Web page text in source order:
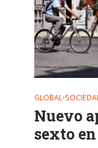
GLOBAL•
Nuevo
sexto